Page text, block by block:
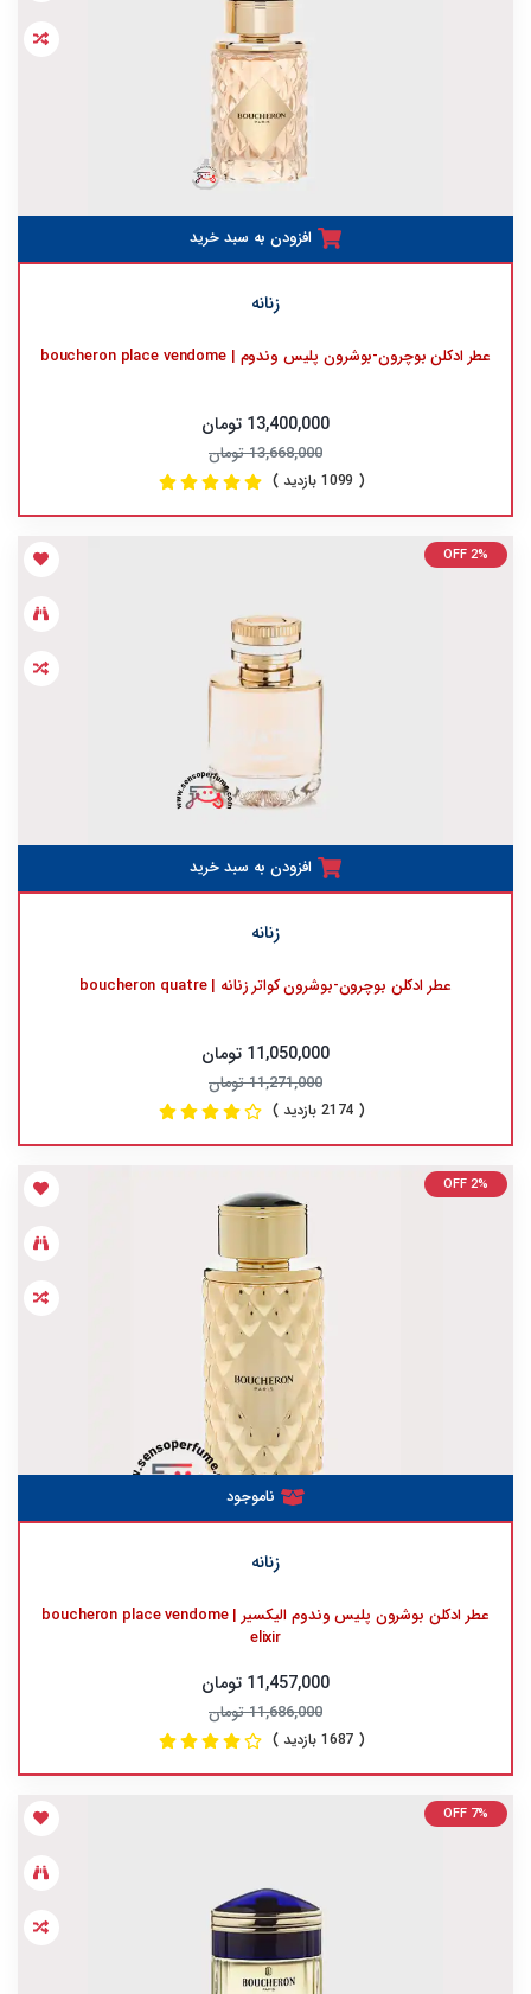
افزودن به سبد خرید
زنانه
عطر ادکلن بوچرون-بوشرون پلیس وندوم | boucheron place vendome
13,400,000 تومان
13,668,000 تومان
( 1099 بازدید )
OFF 2%
افزودن به سبد خرید
زنانه
عطر ادکلن بوچرون-بوشرون کواتر زنانه | boucheron quatre
11,050,000 تومان
11,271,000 تومان
( 2174 بازدید )
OFF 2%
ناموجود
زنانه
عطر ادکلن بوشرون پلیس وندوم الیکسیر | boucheron place vendome
elixir
11,457,000 تومان
11,686,000 تومان
( 1687 بازدید )
OFF 7%